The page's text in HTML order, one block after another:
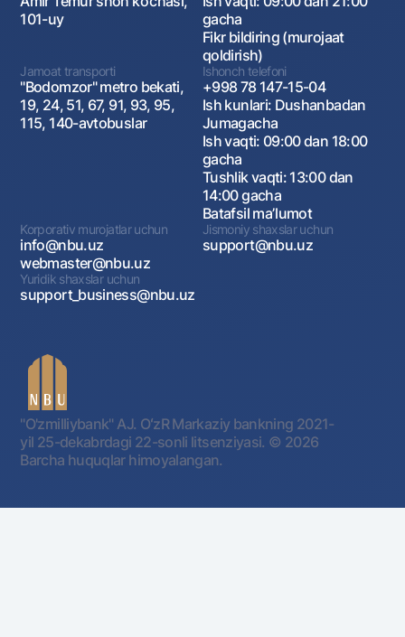
101-uy
gacha
Fikr bildiring (murojaat
qoldirish)
Jamoat transporti
"Bodomzor" metro bekati,
19, 24, 51, 67, 91, 93, 95,
115, 140-avtobuslar
Ishonch telefoni
+998 78 147-15-04
Ish kunlari: Dushanbadan
Jumagacha
Ish vaqti: 09:00 dan 18:00
gacha
Tushlik vaqti: 13:00 dan
14:00 gacha
Batafsil maʼlumot
Korporativ murojatlar uchun
info@nbu.uz
webmaster@nbu.uz
Jismoniy shaxslar uchun
support@nbu.uz
Yuridik shaxslar uchun
support_business@nbu.uz
"O'zmilliybank" AJ. OʻzR Markaziy bankning 2021-
yil 25-dekabrdagi 22-sonli litsenziyasi. © 2026
Barcha huquqlar himoyalangan.